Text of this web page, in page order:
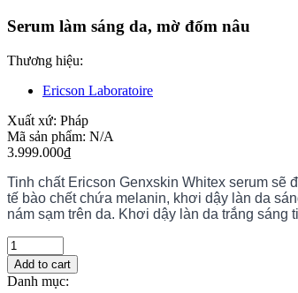
Serum làm sáng da, mờ đốm nâu
Thương hiệu:
Ericson Laboratoire
Xuất xứ: Pháp
Mã sản phẩm: N/A
3.999.000₫
Tinh chất Ericson Genxskin Whitex serum sẽ
tế bào chết chứa melanin, khơi dậy làn da
nám sạm trên da. Khơi dậy làn da trắng sáng
Add to cart
Danh mục: